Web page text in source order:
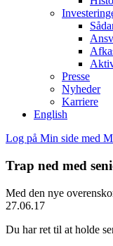
Presse
Nyheder
Karriere
English
Log på Min side med
Trap ned med
Med den nye
27.06.17
Du har ret til at holde